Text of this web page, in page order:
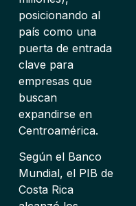
posicionando al
país como una
puerta de entrada
clave para
empresas que
buscan
expandirse en
Centroamérica.
Según el Banco
Mundial, el PIB de
Costa Rica